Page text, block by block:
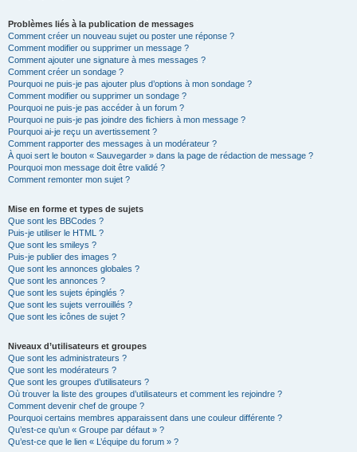
Problèmes liés à la publication de messages
Comment créer un nouveau sujet ou poster une réponse ?
Comment modifier ou supprimer un message ?
Comment ajouter une signature à mes messages ?
Comment créer un sondage ?
Pourquoi ne puis-je pas ajouter plus d’options à mon sondage ?
Comment modifier ou supprimer un sondage ?
Pourquoi ne puis-je pas accéder à un forum ?
Pourquoi ne puis-je pas joindre des fichiers à mon message ?
Pourquoi ai-je reçu un avertissement ?
Comment rapporter des messages à un modérateur ?
À quoi sert le bouton « Sauvegarder » dans la page de rédaction de message ?
Pourquoi mon message doit être validé ?
Comment remonter mon sujet ?
Mise en forme et types de sujets
Que sont les BBCodes ?
Puis-je utiliser le HTML ?
Que sont les smileys ?
Puis-je publier des images ?
Que sont les annonces globales ?
Que sont les annonces ?
Que sont les sujets épinglés ?
Que sont les sujets verrouillés ?
Que sont les icônes de sujet ?
Niveaux d’utilisateurs et groupes
Que sont les administrateurs ?
Que sont les modérateurs ?
Que sont les groupes d’utilisateurs ?
Où trouver la liste des groupes d’utilisateurs et comment les rejoindre ?
Comment devenir chef de groupe ?
Pourquoi certains membres apparaissent dans une couleur différente ?
Qu’est-ce qu’un « Groupe par défaut » ?
Qu’est-ce que le lien « L’équipe du forum » ?